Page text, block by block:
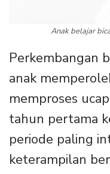
Anak belajar
Perkembangan
anak
memproses
tahun pertama
periode paling
keterampilan